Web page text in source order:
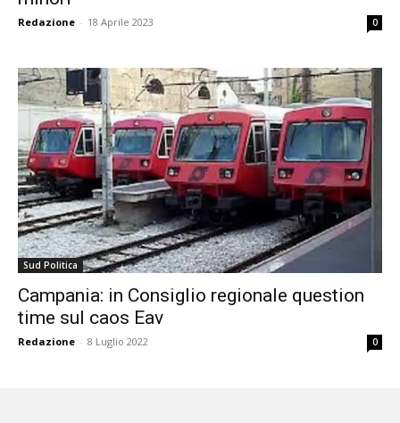
Redazione - 18 Aprile 2023 0
Sud Politica
Campania: in Consiglio regionale question
time sul caos Eav
Redazione - 8 Luglio 2022 0